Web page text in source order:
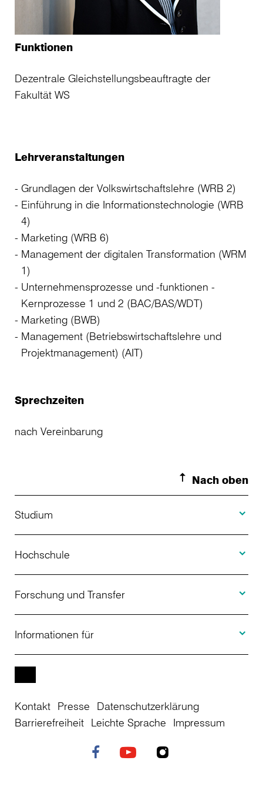
Funktionen
Dezentrale Gleichstellungsbeauftragte der
Fakultät WS
Lehrveranstaltungen
Grundlagen der Volkswirtschaftslehre (WRB 2)
Einführung in die Informationstechnologie (WRB
4)
Marketing (WRB 6)
Management der digitalen Transformation (WRM
1)
Unternehmensprozesse und -funktionen -
Kernprozesse 1 und 2 (BAC/BAS/WDT)
Marketing (BWB)
Management (Betriebswirtschaftslehre und
Projektmanagement) (AIT)
Sprechzeiten
nach Vereinbarung
Nach oben
Studium
Studienangebot
Bewerbung
Studienberatung
Weiterbildung
Studienkolleg
Hochschule
Über uns
Aktuelles
Einrichtungen
Stellenangebote
Forschung und Transfer
Projekte
Informationen für
Studierende
Kontakt Presse
Datenschutzerklärung
Barrierefreiheit Leichte Sprache Impressum